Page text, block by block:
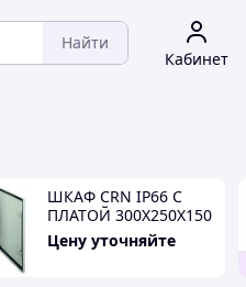
Найти
Кабинет
ШКАФ CRN IP66 С
ПЛАТОЙ 300Х250Х150
Цену уточняйте